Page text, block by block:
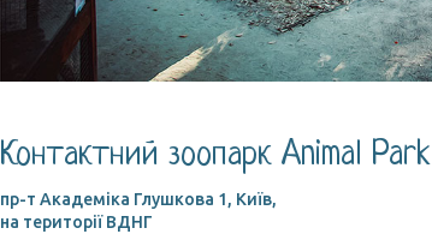
Контактний зоопарк Animal Park
пр-т Академіка Глушкова 1, Київ,
на території ВДНГ